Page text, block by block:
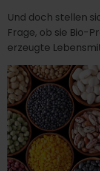
Und doch stellen
Frage, ob sie Bio-
erzeugte